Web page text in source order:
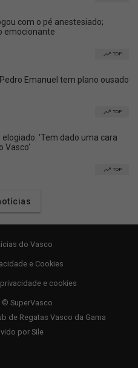
com o pé anestesiado;
emocionante
TOP
Emanuel tem plano ousado
TOP
elogiado: 'Tem dado uma cara
Vasco'
TOP
do Vasco
e Cookies
e cookies
© SuperVasco
de Regatas Vasco da Gama
por Sile